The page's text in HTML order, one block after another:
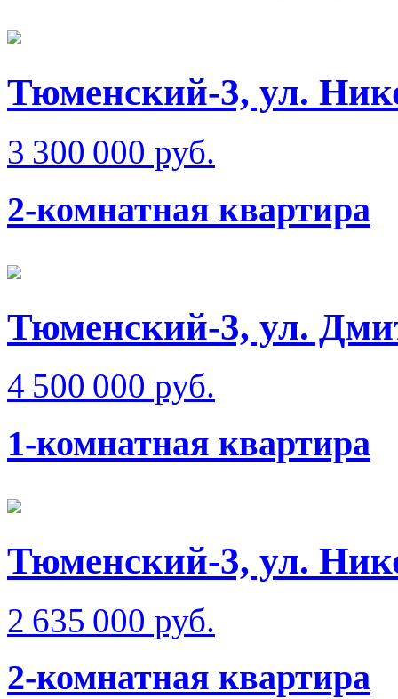
Тюменский-3, ул.
3 300 000 руб.
2-комнатная квартира
Тюменский-3, ул.
4 500 000 руб.
1-комнатная квартира
Тюменский-3, ул.
2 635 000 руб.
2-комнатная квартира